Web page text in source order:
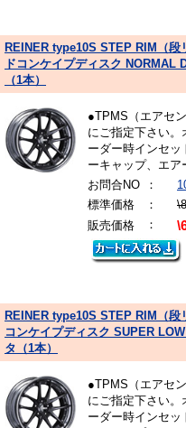
REINER type10S STEP RIM（
ドコンケイプディスク NORMAL
（1本）
●TPMS（エアセ
にご指定下さい
ーダー時インセ
ーキャップ、エア
お問合NO
：
標準価格
：
販売価格
：
REINER type10S STEP RIM（段
コンケイプディスク SUPER
タ（1本）
●TPMS（エアセ
にご指定下さい
ーダー時インセ